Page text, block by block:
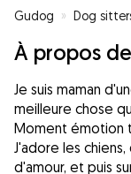
Gudog » Dog
À propos
Je suis maman
meilleure chose
Moment émotion
J'adore les
d'amour, et puis